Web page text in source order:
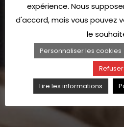
expérience. Nous
d'accord, mais vous pouvez
le
Personnaliser les cookies
Refuser
Lire les informations